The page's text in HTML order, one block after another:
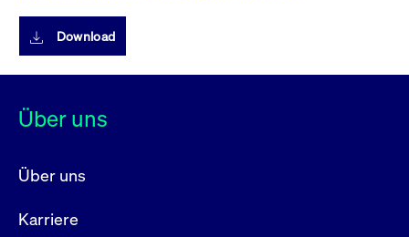
Download
Über uns
Über uns
Karriere